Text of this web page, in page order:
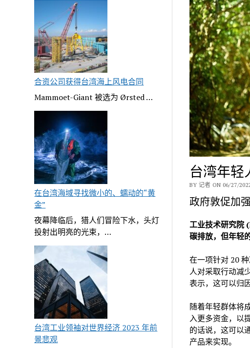
合资公司获得台湾海上风电合同
Mammoet-Giant 被选为 Ørsted …
在台湾海域寻找微小的、蠕动的“黄
金”
夜幕降临后，猎人们冒险下水，头灯
投射出明亮的光束，…
台湾工业领袖对世界经济 2023 年前
景悲观
台湾年轻
BY 记者 ON 06/27/
政府敦促加
工业技术研究院
碳排放，但年轻
在一项针对 20
人对采取行动减
表示，这可以归
随着年轻群体将
入更多资金，以
的话说，这可以
产品来实现。